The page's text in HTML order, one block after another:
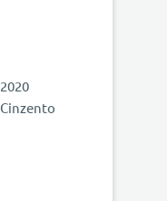
2020
Cinzento